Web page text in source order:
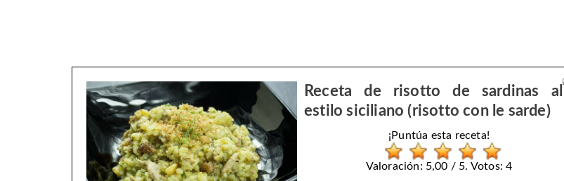
Receta de risotto de sardinas al
estilo siciliano (risotto con le sarde)
¡Puntúa esta receta!
Valoración: 5,00 / 5. Votos: 4